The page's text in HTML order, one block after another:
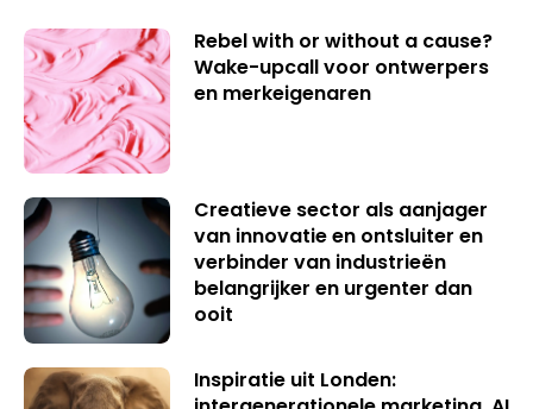
Rebel with or without a cause?
Wake-upcall voor ontwerpers
en merkeigenaren
Creatieve sector als aanjager
van innovatie en ontsluiter en
verbinder van industrieën
belangrijker en urgenter dan
ooit
Inspiratie uit Londen: